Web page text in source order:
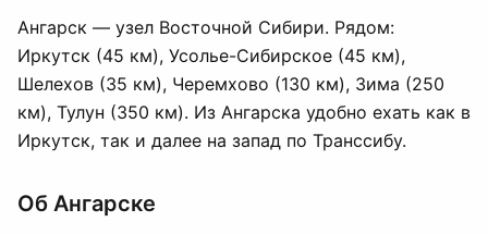
Ангарск — узел Восточной Сибири. Рядом:
Иркутск (45 км), Усолье-Сибирское (45 км),
Шелехов (35 км), Черемхово (130 км), Зима (250
км), Тулун (350 км). Из Ангарска удобно ехать как в
Иркутск, так и далее на запад по Транссибу.
Об Ангарске